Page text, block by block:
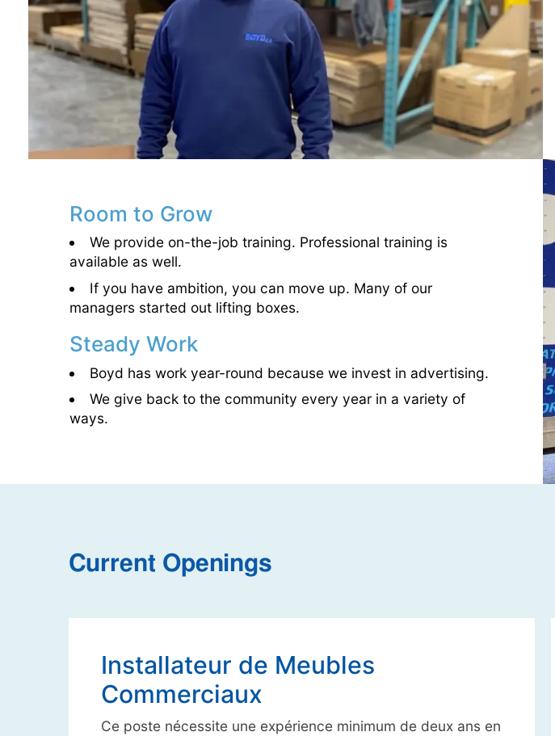
Room to Grow
We provide on-the-job training. Professional training is
available as well.
If you have ambition, you can move up. Many of our
managers started out lifting boxes.
Steady Work
Boyd has work year-round because we invest in advertising.
We give back to the community every year in a variety of
ways.
Current Openings
Installateur de Meubles
Commerciaux
Ce poste nécessite une expérience minimum de deux ans en